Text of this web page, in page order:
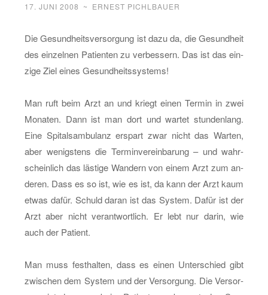
17. JUNI 2008 ~ ERNEST PICHLBAUER
Die Ge­sund­heits­ver­sor­gung ist dazu da, die Ge­sund­heit
des ein­zel­nen Pa­ti­en­ten zu ver­bes­sern. Das ist das ein­
zi­ge Ziel eines Ge­sund­heits­sys­tems!
Man ruft beim Arzt an und kriegt einen Ter­min in zwei
Mo­na­ten. Dann ist man dort und war­tet stun­den­lang.
Eine Spi­tals­am­bu­lanz er­spart zwar nicht das War­ten,
aber we­nigs­tens die Ter­min­ver­ein­ba­rung – und wahr­
schein­lich das läs­ti­ge Wan­dern von einem Arzt zum an­
de­ren. Dass es so ist, wie es ist, da kann der Arzt kaum
etwas dafür. Schuld daran ist das Sys­tem. Dafür ist der
Arzt aber nicht ver­ant­wort­lich. Er lebt nur darin, wie
auch der Pa­ti­ent.
Man muss fest­hal­ten, dass es einen Un­ter­schied gibt
zwi­schen dem Sys­tem und der Ver­sor­gung. Die Ver­sor­